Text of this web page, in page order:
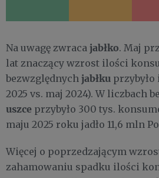
​Na uwagę zwraca jabłko. Maj
lat znaczący wzrost ilości
bezwzględnych jabłku przybyło
2025 vs. maj 2024). W liczbach
uszce przybyło 300 tys.
maju 2025 roku jadło 11,6 mln
Więcej o poprzedzającym
zahamowaniu spadku ilości